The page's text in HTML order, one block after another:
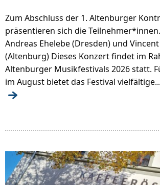
Zum Abschluss der 1. Altenburger
präsentieren sich die
Andreas Ehelebe (Dresden) und
(Altenburg) Dieses Konzert findet im
Altenburger Musikfestivals 2026 statt.
im August bietet das Festival vielfältige...